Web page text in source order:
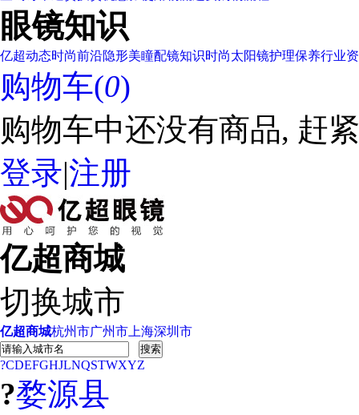
眼镜知识
亿超动态时尚前沿隐形美瞳配镜知识时尚太阳镜护理保养行业
购物车(0)
购物车中还没有商品, 赶
登录|注册
亿超商城
切换城市
亿超商城杭州市广州市 上海深圳市
搜索
?CDEFGHJLNQSTWXYZ
?婺源县